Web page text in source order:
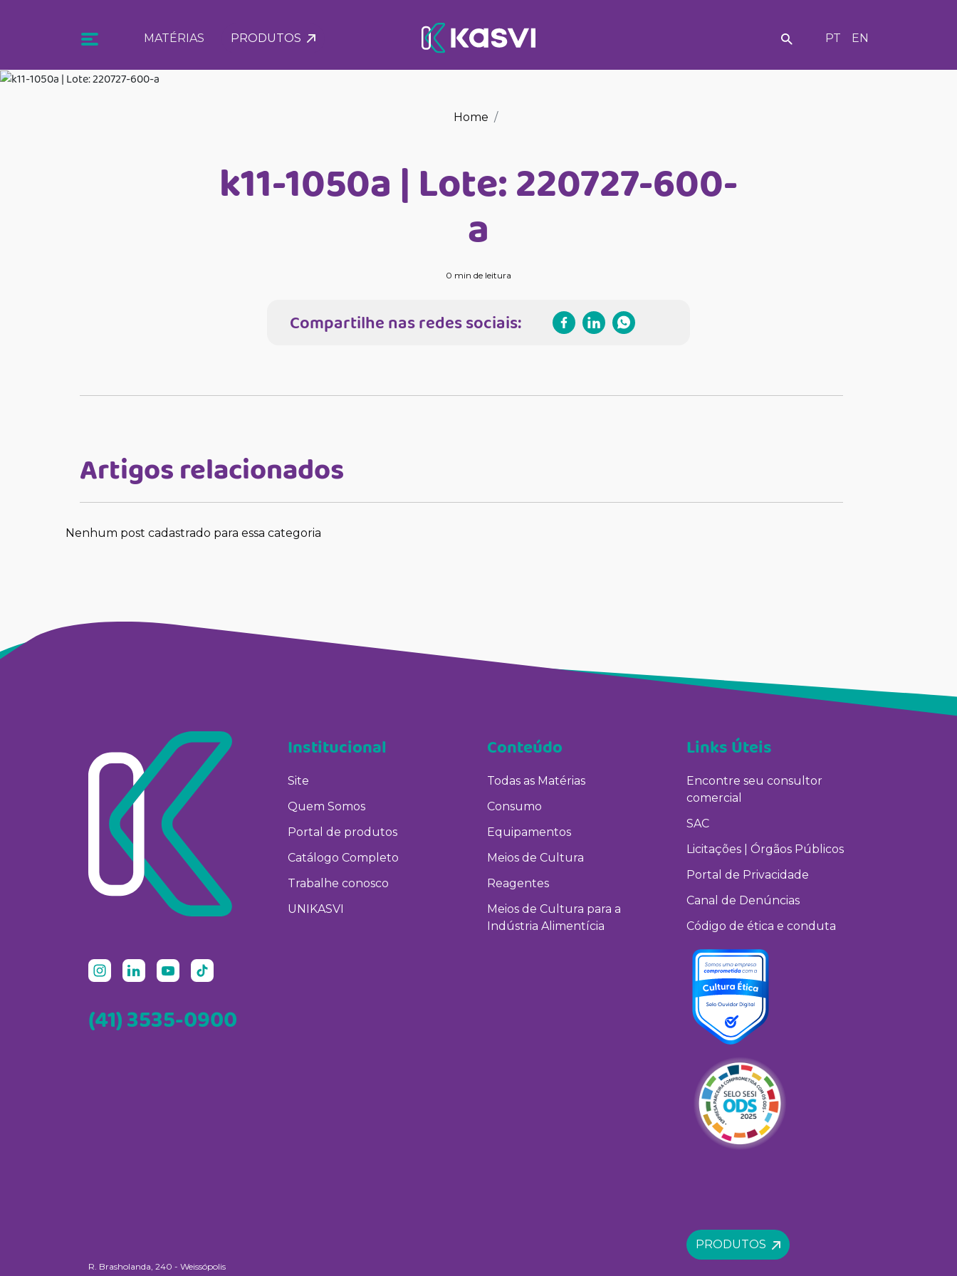
MATÉRIAS PRODUTOS PT EN
Home
k11-1050a | Lote: 220727-600-
a
0 min de leitura
Compartilhe nas redes sociais:
Artigos relacionados
Nenhum post cadastrado para essa categoria
(41) 3535-0900
Institucional
Site
Quem Somos
Portal de produtos
Catálogo Completo
Trabalhe conosco
UNIKASVI
Conteúdo
Todas as Matérias
Consumo
Equipamentos
Meios de Cultura
Reagentes
Meios de Cultura para a
Indústria Alimentícia
Links Úteis
Encontre seu consultor
comercial
SAC
Licitações | Órgãos Públicos
Portal de Privacidade
Canal de Denúncias
Código de ética e conduta
PRODUTOS
R. Brasholanda, 240 - Weissópolis